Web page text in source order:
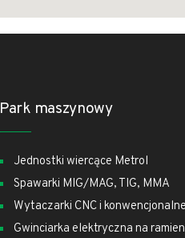
Park maszynowy
Jednostki wiercące Metrol
Spawarki MIG/MAG, TIG, MMA
Wytaczarki CNC i konwencjonalne
Gwinciarka elektryczna na